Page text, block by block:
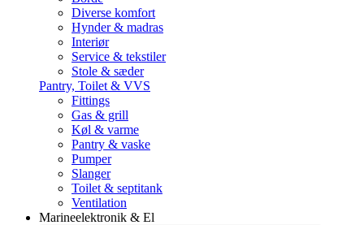
Diverse komfort
Hynder & madras
Interiør
Service & tekstiler
Stole & sæder
Pantry, Toilet & VVS
Fittings
Gas & grill
Køl & varme
Pantry & vaske
Pumper
Slanger
Toilet & septitank
Ventilation
Marineelektronik & El